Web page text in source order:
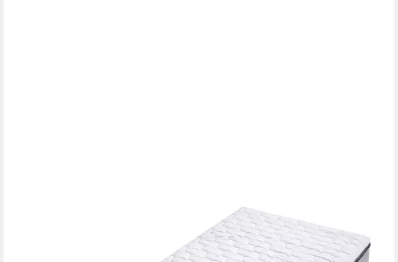
Topper Clinisan Punktoflex, Bezug kochfest 95°, 6 cm hoch,
Baumwolle, Komfortschaum, Polyester, kochfester Bezug -